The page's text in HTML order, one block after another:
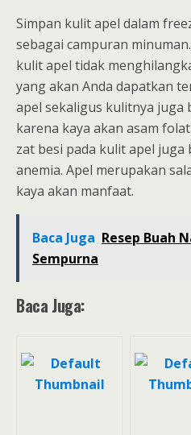
Simpan kulit apel dalam
sebagai campuran
kulit apel tidak
yang akan Anda dapatkan
apel sekaligus kulitnya juga
karena kaya akan asam
zat besi pada kulit apel
anemia. Apel merupakan
kaya akan manfaat.
Baca Juga Resep Buah
Sempurna
Baca Juga: